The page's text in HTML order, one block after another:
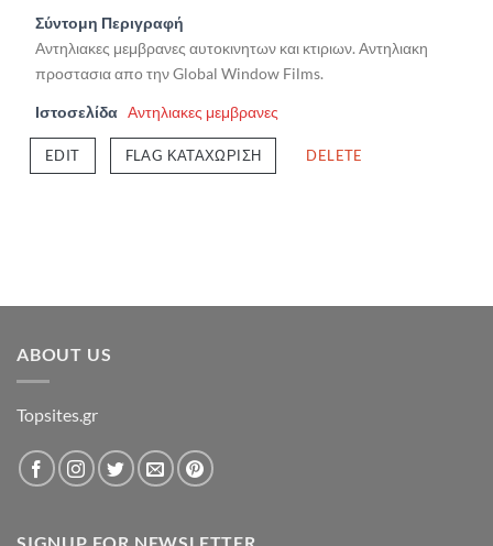
Σύντομη Περιγραφή
Αντηλιακες μεμβρανες αυτοκινητων και κτιριων. Αντηλιακη
προστασια απο την Global Window Films.
Ιστοσελίδα Αντηλιακες μεμβρανες
EDIT FLAG ΚΑΤΑΧΏΡΙΣΗ DELETE
ABOUT US
Topsites.gr
SIGNUP FOR NEWSLETTER